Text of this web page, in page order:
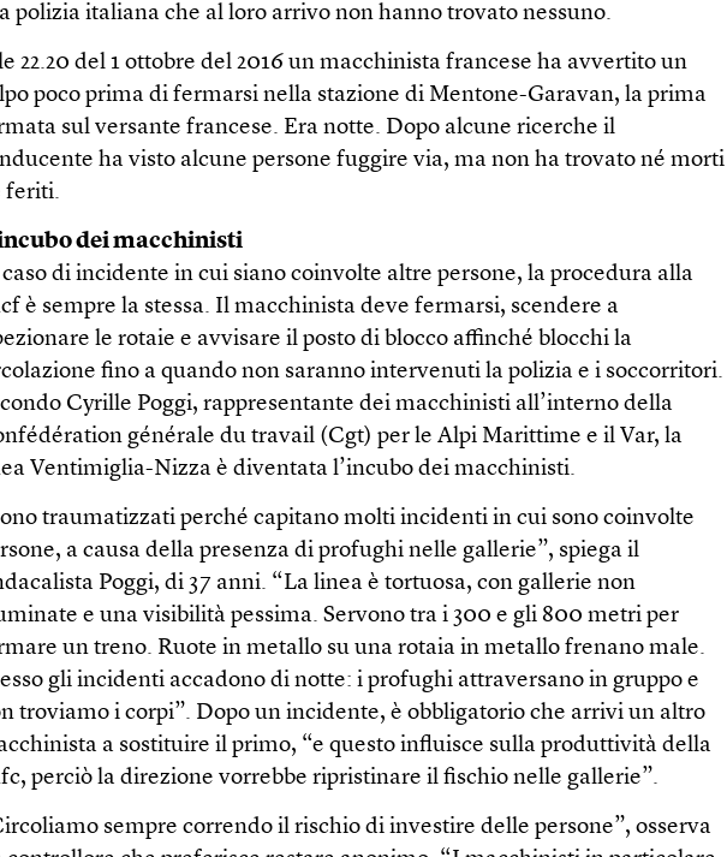
polizia italiana che al loro arrivo non hanno trovato nessuno.
22.20 del 1 ottobre del 2016 un macchinista francese ha avvertito un
poco prima di fermarsi nella stazione di Mentone-Garavan, la prima
sul versante francese. Era notte. Dopo alcune ricerche il
ha visto alcune persone fuggire via, ma non ha trovato né morti
feriti.
dei macchinisti
di incidente in cui siano coinvolte altre persone, la procedura alla
è sempre la stessa. Il macchinista deve fermarsi, scendere a
le rotaie e avvisare il posto di blocco affinché blocchi la
fino a quando non saranno intervenuti la polizia e i soccorritori.
Cyrille Poggi, rappresentante dei macchinisti all’interno della
générale du travail (Cgt) per le Alpi Marittime e il Var, la
Ventimiglia-Nizza è diventata l’incubo dei macchinisti.
traumatizzati perché capitano molti incidenti in cui sono coinvolte
a causa della presenza di profughi nelle gallerie”, spiega il
Poggi, di 37 anni. “La linea è tortuosa, con gallerie non
e una visibilità pessima. Servono tra i 300 e gli 800 metri per
un treno. Ruote in metallo su una rotaia in metallo frenano male.
gli incidenti accadono di notte: i profughi attraversano in gruppo e
troviamo i corpi”. Dopo un incidente, è obbligatorio che arrivi un altro
a sostituire il primo, “e questo influisce sulla produttività della
perciò la direzione vorrebbe ripristinare il fischio nelle gallerie”.
sempre correndo il rischio di investire delle persone”, osserva